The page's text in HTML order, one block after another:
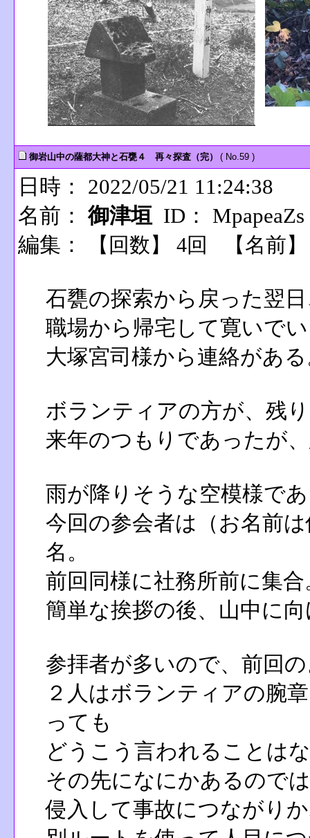
御岩山中の薩都大神と石甕４ 再々探査（完） ( No.59 )
日時： 2022/05/21 11:24:38
名前： 御津垣ID： MpapeaZs
編集：
【回数】 4回 【名前
石甕の探索から戻った翌
職場から帰宅して寛いで
大塚宮司様から連絡があ
ボランティアの方が、残
来年のつもりであったが
雨が降りそうな空模様で
今回の参会者は（お名前
名。
前回同様に社務所前に集合
簡単な挨拶の後、山中に
参拝者が多いので、前回
２人はボランティアの腕
っても
どうこう言われることは
その先になにかあるので
侵入して事故につながり